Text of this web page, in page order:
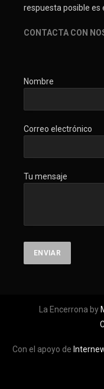
respuesta posible es
CONTACTA CON
Nombre
Correo electrónico
Tu mensaje
La Encerrona by
Con el apoyo de